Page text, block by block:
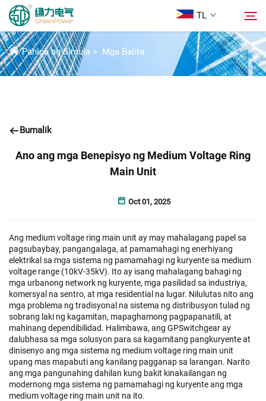
TL
Mga Produkto
Makipag-ugnayan sa Amin
BALITA
Pahina ng Simula > Mga Balita
Bumalik
Ano ang mga Benepisyo ng Medium Voltage Ring
Main Unit
Oct 01, 2025
Ang medium voltage ring main unit ay may mahalagang papel sa
pagsubaybay, pangangalaga, at pamamahagi ng enerhiyang
elektrikal sa mga sistema ng pamamahagi ng kuryente sa medium
voltage range (10kV-35kV). Ito ay isang mahalagang bahagi ng
mga urbanong network ng kuryente, mga pasilidad sa industriya,
komersyal na sentro, at mga residential na lugar. Nilulutas nito ang
mga problema ng tradisyonal na sistema ng distribusyon tulad ng
sobrang laki ng kagamitan, mapaghamong pagpapanatili, at
mahinang dependibilidad. Halimbawa, ang GPSwitchgear ay
dalubhasa sa mga solusyon para sa kagamitang pangkuryente at
dinisenyo ang mga sistema ng medium voltage ring main unit
upang mas mapabuti ang kanilang pagganap sa larangan. Narito
ang mga pangunahing dahilan kung bakit kinakailangan ng
modernong mga sistema ng pamamahagi ng kuryente ang mga
medium voltage ring main unit na ito.